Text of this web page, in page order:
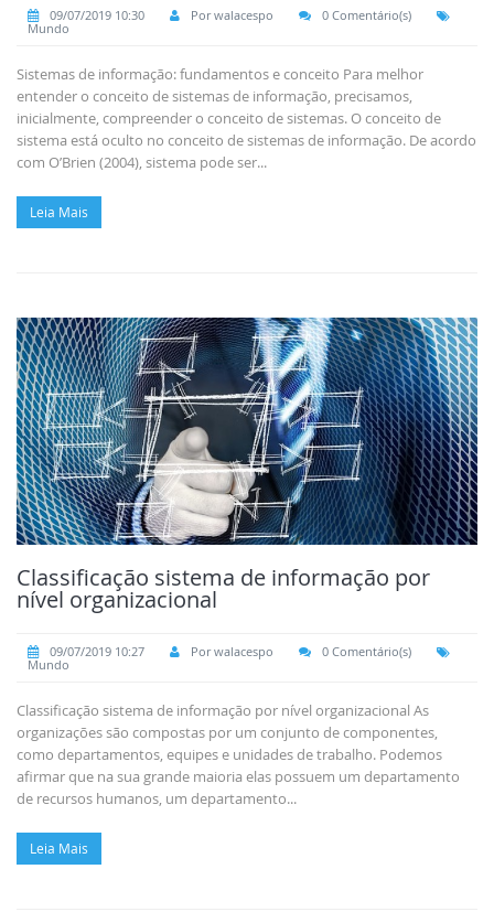
09/07/2019 10:30 Por walacespo
0 Comentário(s)
Mundo
Sistemas de informação: fundamentos e conceito Para melhor
entender o conceito de sistemas de informação, precisamos,
inicialmente, compreender o conceito de sistemas. O conceito de
sistema está oculto no conceito de sistemas de informação. De acordo
com O’Brien (2004), sistema pode ser...
Leia Mais
Classificação sistema de informação por
nível organizacional
09/07/2019 10:27 Por walacespo
0 Comentário(s)
Mundo
Classificação sistema de informação por nível organizacional As
organizações são compostas por um conjunto de componentes,
como departamentos, equipes e unidades de trabalho. Podemos
afirmar que na sua grande maioria elas possuem um departamento
de recursos humanos, um departamento...
Leia Mais